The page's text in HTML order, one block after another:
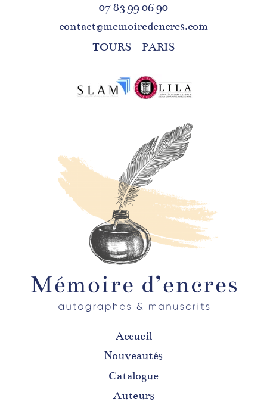
07 83 99 06 90
contact@memoiredencres.com
TOURS – PARIS
Accueil
Nouveautés
Catalogue
Auteurs